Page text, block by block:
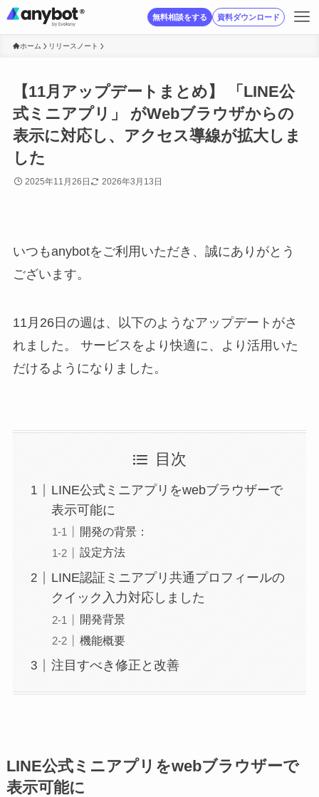
無料相談をする 資料ダウンロード
ホーム リリースノート
【11月アップデートまとめ】 「LINE公
式ミニアプリ」 がWebブラウザからの
表示に対応し、アクセス導線が拡大しま
した
2025年11月26日 2026年3月13日
いつもanybotをご利用いただき、誠にありがとう
ございます。
11月26日の週は、以下のようなアップデートがさ
れました。 サービスをより快適に、より活用いた
だけるようになりました。
目次
LINE公式ミニアプリをwebブラウザーで
表示可能に
開発の背景：
設定方法
LINE認証ミニアプリ共通プロフィールの
クイック入力対応しました
開発背景
機能概要
注目すべき修正と改善
LINE公式ミニアプリをwebブラウザーで
表示可能に